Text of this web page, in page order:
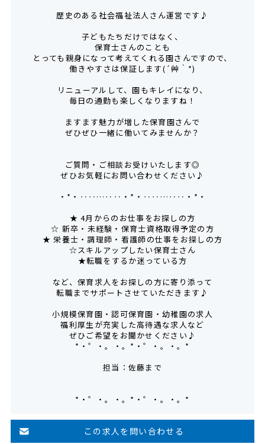
歴史のある社会福祉法人さん運営です♪
子どもたちだけではなく、
保育士さんのことも
とっても親身になって考えてくれる園さんですので、
働きやすさは保証します(´艸｀*)
リニューアルして、園もキレイになり、
毎日の通勤も楽しくなりますね！
ますます魅力が増した保育園さんで
ぜひぜひ一緒に働いてみませんか？
ご質問・ご相談お受けいたします◎
ぜひお気軽にお問い合わせください♪
・*・‥‥…‥‥・*・‥‥…‥‥・*・
★ 4月からのお仕事をお探しの方
☆ 新卒・未経験・保育士資格取得予定の方
★ 栄養士・調理師・看護師の仕事をお探しの方
☆スキルアップしたい保育士さん
★転職をするか迷っている方
など、保育求人をお探しの方に寄り添って
転職までサポートさせていただきます♪
小規模保育園・認可保育園・幼稚園の求人
福利厚生が充実した高待遇な求人など
ぜひご希望をお聞かせください♪
*・゜・。・。*・゜・。・。*
担当：佐藤まで
*・゜・。・。*・゜・。・。*
この求人を問い合わせる